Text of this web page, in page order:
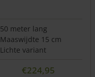
50 meter lang
Maaswijdte 15 cm
Lichte variant
€224,95